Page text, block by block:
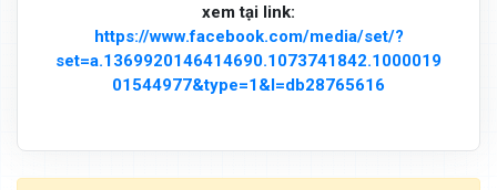
xem tại link:
https://www.facebook.com/media/set/?
set=a.1369920146414690.1073741842.1000019
01544977&type=1&l=db28765616